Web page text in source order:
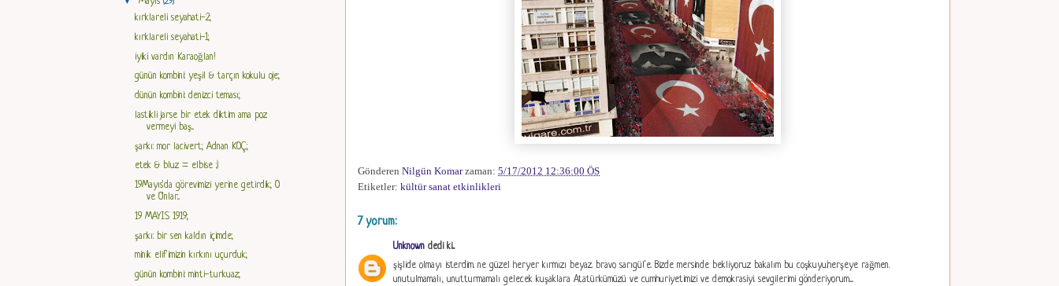
Gönderen Nilgün Komar zaman: 5/17/2012 12:36:00 ÖS
Etiketler: kültür sanat etkinlikleri
7 yorum:
Unknown dedi ki...
şişlide olmayı isterdim. ne güzel heryer kırmızı beyaz. bravo sarıgül'e. Bizde mersinde bekliyoruz bakalım bu coşkuyu.herşeye rağmen.
unutulmamalı, unutturmamalı gelecek kuşaklara Atatürkümüzü ve cumhuriyetimizi ve demokrasiyi. sevgilerimi gönderiyorum.....
kırklareli seyahati-2;
kırklareli seyahati-1;
iyiki vardın Karaoğlan!
günün kombini: yeşil & tarçın kokulu oje;
dünün kombini: denizci teması;
lastikli jarse bir etek diktim ama poz
vermeyi baş...
şarkı: mor lacivert; Adnan KOÇ;
etek & bluz = elbise :)
19Mayıs'da görevimizi yerine getirdik; O
ve O'nlar...
19 MAYIS 1919;
şarkı: bir sen kaldın içimde;
minik elif'imizin kırkını uçurduk;
günün kombini: minti-turkuaz;